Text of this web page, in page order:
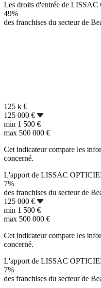
Les droits d'entrée de
49%
des franchises du secteur de
125 k €
125 000 €
min 1 500 €
max 500 000 €
Cet indicateur compare les
concerné.
L'apport de LISSAC
7%
des franchises du secteur de
125 000 €
min 1 500 €
max 500 000 €
Cet indicateur compare les
concerné.
L'apport de LISSAC
7%
des franchises du secteur de